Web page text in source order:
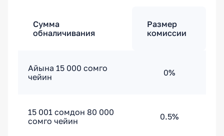
Сумма
обналичивания
Размер
комиссии
Айына 15 000 сомго
чейин
0%
15 001 сомдон 80 000
сомго чейин
0.5%